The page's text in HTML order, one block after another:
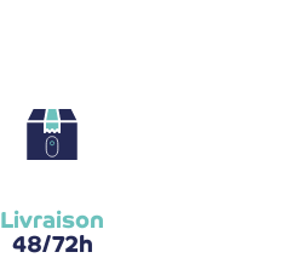
Livraison
48/72h